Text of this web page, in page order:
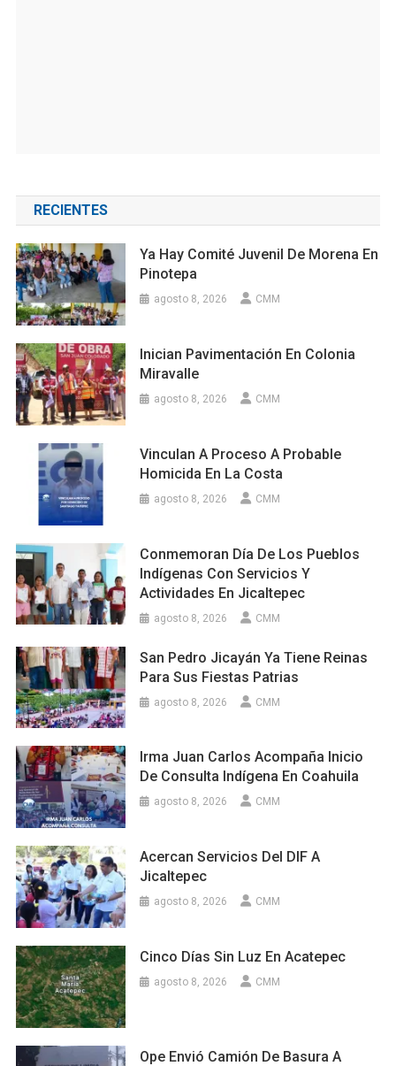
RECIENTES
Ya Hay Comité Juvenil De Morena En
Pinotepa
agosto 8, 2026 CMM
Inician Pavimentación En Colonia
Miravalle
agosto 8, 2026 CMM
Vinculan A Proceso A Probable
Homicida En La Costa
agosto 8, 2026 CMM
Conmemoran Día De Los Pueblos
Indígenas Con Servicios Y
Actividades En Jicaltepec
agosto 8, 2026 CMM
San Pedro Jicayán Ya Tiene Reinas
Para Sus Fiestas Patrias
agosto 8, 2026 CMM
Irma Juan Carlos Acompaña Inicio
De Consulta Indígena En Coahuila
agosto 8, 2026 CMM
Acercan Servicios Del DIF A
Jicaltepec
agosto 8, 2026 CMM
Cinco Días Sin Luz En Acatepec
agosto 8, 2026 CMM
Ope Envió Camión De Basura A